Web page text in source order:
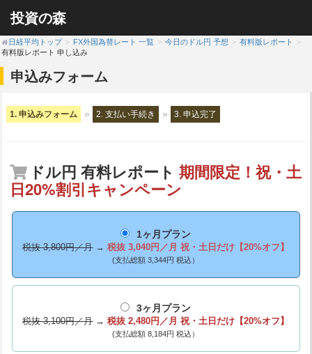
投資の森
日経平均トップ FX外国為替レート 一覧 今日のドル円 予想
有料版レポート
有料版レポート 申し込み
申込みフォーム
1. 申込みフォーム 2. 支払い手続き 3. 申込完了
ドル円 有料レポート期間限定！祝・土
日20%割引キャンペーン
1ヶ月プラン
税抜 3,800円／月→税抜 3,040円／月 祝・土日だけ【20%オフ】
(支払総額 3,344円 税込）
3ヶ月プラン
税抜 3,100円／月→税抜 2,480円／月 祝・土日だけ【20%オフ】
(支払総額 8,184円 税込）